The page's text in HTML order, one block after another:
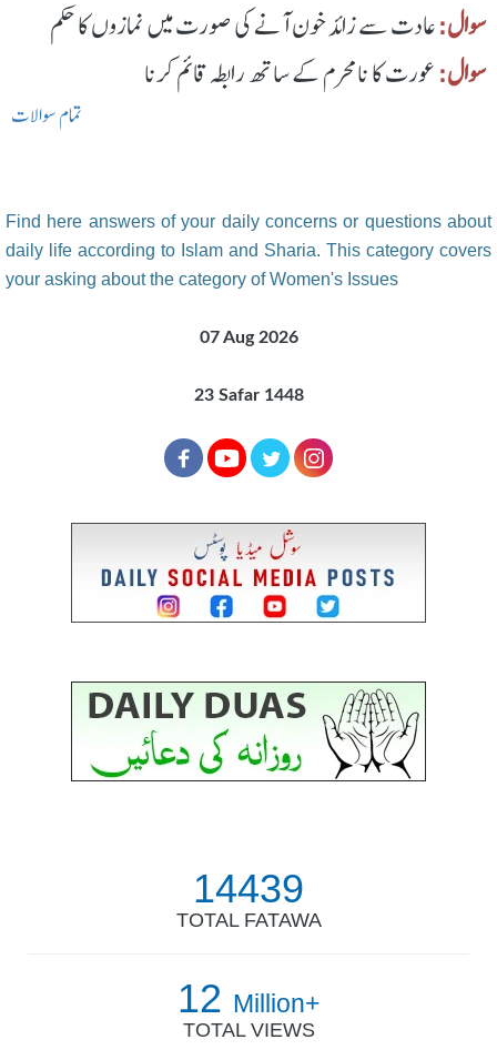
سوال:عادت سے زائد خون آنے کی صورت میں نمازوں کا حکم
سوال:عورت کا نامحرم کے ساتھ رابطہ قائم کرنا
تمام سوالات
Find here answers of your daily concerns or questions about
daily life according to Islam and Sharia. This category covers
your asking about the category of Women's Issues
07 Aug 2026
23 Safar 1448
14439
TOTAL FATAWA
12 Million+
TOTAL VIEWS